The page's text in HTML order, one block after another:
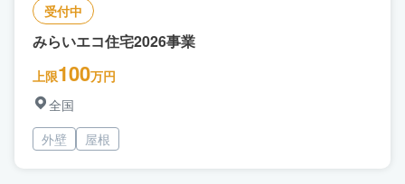
受付中
みらいエコ住宅2026事業
上限100万円
全国
外壁
屋根